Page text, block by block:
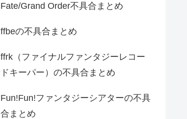
Fate/Grand Order不具合まとめ
ffbeの不具合まとめ
ffrk（ファイナルファンタジーレコー
ドキーパー）の不具合まとめ
Fun!Fun!ファンタジーシアターの不具
合まとめ